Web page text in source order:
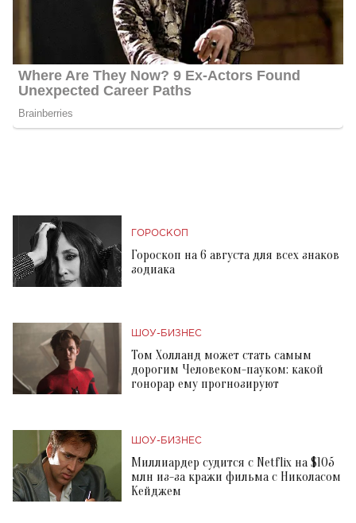
ГОРОСКОП
Гороскоп на 6 августа для всех знаков
зодиака
ШОУ-БИЗНЕС
Том Холланд может стать самым
дорогим Человеком-пауком: какой
гонорар ему прогнозируют
ШОУ-БИЗНЕС
Миллиардер судится с Netflix на $105
млн из-за кражи фильма с Николасом
Кейджем